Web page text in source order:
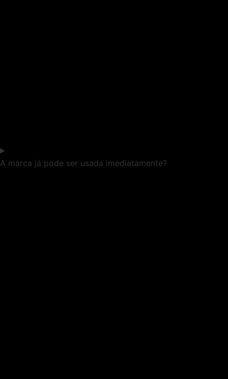
A marca já pode ser usada imediatamente?